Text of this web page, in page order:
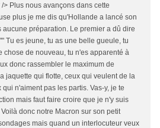
> Plus nous avançons dans cette
plus je me dis qu'Hollande a lancé son
aucune préparation. Le premier a dû dire
Tu es jeune, tu as une belle gueule, tu
chose de nouveau, tu n'es apparenté à
donc rassembler le maximum de
jaquette qui flotte, ceux qui veulent de la
n'aiment pas les partis. Vas-y, je te
mais faut faire croire que je n'y suis
donc notre Macron sur son petit
mais quand un interlocuteur veux